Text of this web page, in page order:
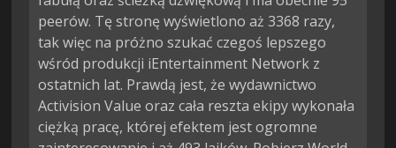
peerów. Tę stronę wyświetlono aż 3368 razy,
tak więc na próżno szukać czegoś lepszego
wśród produkcji iEntertainment Network z
ostatnich lat. Prawdą jest, że wydawnictwo
Activision Value oraz cała reszta ekipy wykonała
ciężką pracę, której efektem jest ogromne